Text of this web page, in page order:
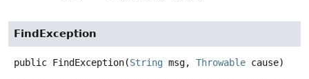
FindException
public FindException(String msg, Throwable cause)